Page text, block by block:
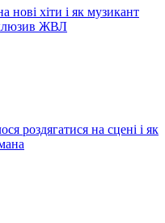
хіти і як музикант
ЖВЛ
роздягатися на сцені і як